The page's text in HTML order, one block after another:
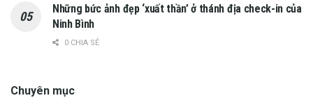
Những bức ảnh đẹp ‘xuất thần’ ở thánh địa check-in của
Ninh Bình
0 CHIA SẺ
Chuyên mục